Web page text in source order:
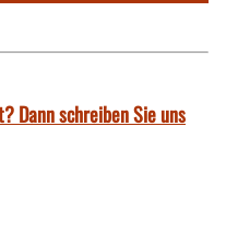
Dann schreiben Sie uns